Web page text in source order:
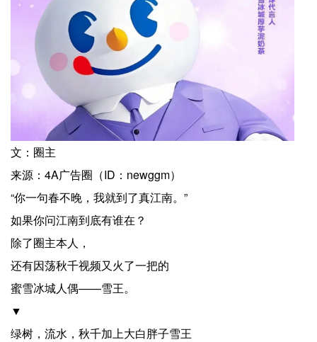
文：圈主
来源：4A广告圈（ID：newggm）
“你一句春不晚，我就到了真江南。”
如果你问江南到底有谁在？
除了圈主本人，
还有因荡秋千视频又火了一把的
蜜雪冰城人偶——雪王。
▼
绿树，流水，秋千加上大白胖子雪王